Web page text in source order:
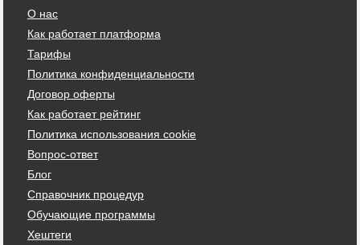
О нас
Как работает платформа
Тарифы
Политика конфиденциальности
Договор оферты
Как работает рейтинг
Политика использования cookie
Вопрос-ответ
Блог
Справочник процедур
Обучающие программы
Хештеги